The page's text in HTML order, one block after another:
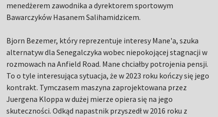
menedżerem zawodnika a dyrektorem sportowym
Bawarczyków Hasanem Salihamidzicem.
Bjorn Bezemer, który reprezentuje interesy Mane'a, szuka
alternatyw dla Senegalczyka wobec niepokojącej stagnacji w
rozmowach na Anfield Road. Mane chciałby potrojenia pensji.
To o tyle interesująca sytuacja, że w 2023 roku kończy się jego
kontrakt. Tymczasem maszyna zaprojektowana przez
Juergena Kloppa w dużej mierze opiera się na jego
skuteczności. Odkąd napastnik przyszedł w 2016 roku z